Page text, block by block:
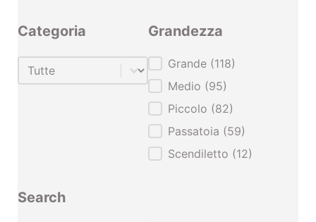
Categoria
Categoria
Categoria
Grandezza
Grandezza
Grande (118)
Medio (95)
Piccolo (82)
Passatoia (59)
Scendiletto (12)
Search